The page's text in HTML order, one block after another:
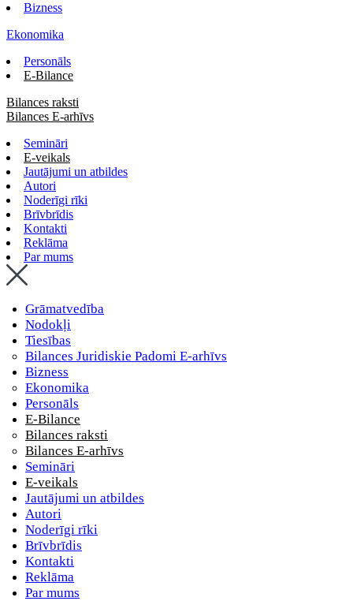
Bizness
Ekonomika
Personāls
E-Bilance
Bilances raksti
Bilances E-arhīvs
Semināri
E-veikals
Jautājumi un atbildes
Autori
Noderīgi rīki
Brīvbrīdis
Kontakti
Reklāma
Par mums
Grāmatvedība
Nodokļi
Tiesības
Bilances Juridiskie Padomi E-arhīvs
Bizness
Ekonomika
Personāls
E-Bilance
Bilances raksti
Bilances E-arhīvs
Semināri
E-veikals
Jautājumi un atbildes
Autori
Noderīgi rīki
Brīvbrīdis
Kontakti
Reklāma
Par mums